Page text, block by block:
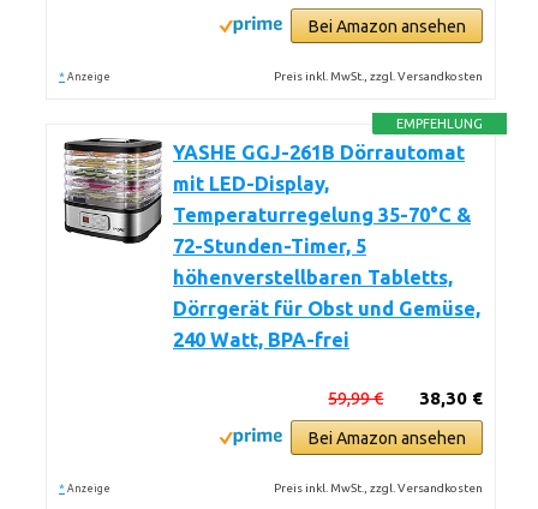
Bei Amazon ansehen
* Anzeige Preis inkl. MwSt., zzgl. Versandkosten
EMPFEHLUNG
YASHE GGJ-261B Dörrautomat
mit LED-Display,
Temperaturregelung 35-70°C &
72-Stunden-Timer, 5
höhenverstellbaren Tabletts,
Dörrgerät für Obst und Gemüse,
240 Watt, BPA-frei
38,30 €
59,99 €
Bei Amazon ansehen
* Anzeige Preis inkl. MwSt., zzgl. Versandkosten